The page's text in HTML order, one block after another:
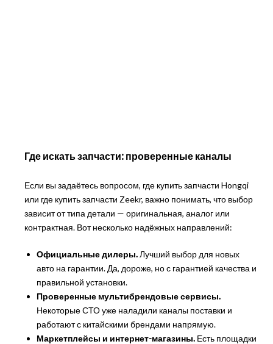
Где искать запчасти: проверенные каналы
Если вы задаётесь вопросом, где купить запчасти Hongqi
или где купить запчасти Zeekr, важно понимать, что выбор
зависит от типа детали — оригинальная, аналог или
контрактная. Вот несколько надёжных направлений:
Официальные дилеры.Лучший выбор для новых
авто на гарантии. Да, дороже, но с гарантией качества и
правильной установки.
Проверенные мультибрендовые сервисы.
Некоторые СТО уже наладили каналы поставки и
работают с китайскими брендами напрямую.
Маркетплейсы и интернет-магазины.Есть площадки